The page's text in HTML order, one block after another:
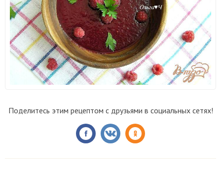
Поделитесь этим рецептом с друзьями в социальных сетях!